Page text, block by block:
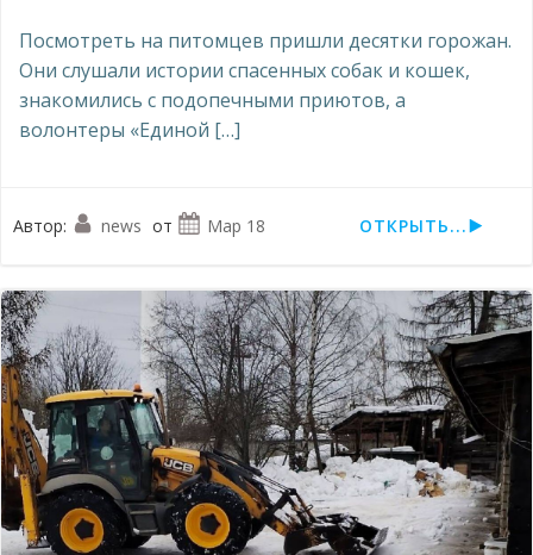
Посмотреть на питомцев пришли десятки горожан.
Они слушали истории спасенных собак и кошек,
знакомились с подопечными приютов, а
волонтеры «Единой […]
Автор: news от Мар 18 ОТКРЫТЬ...